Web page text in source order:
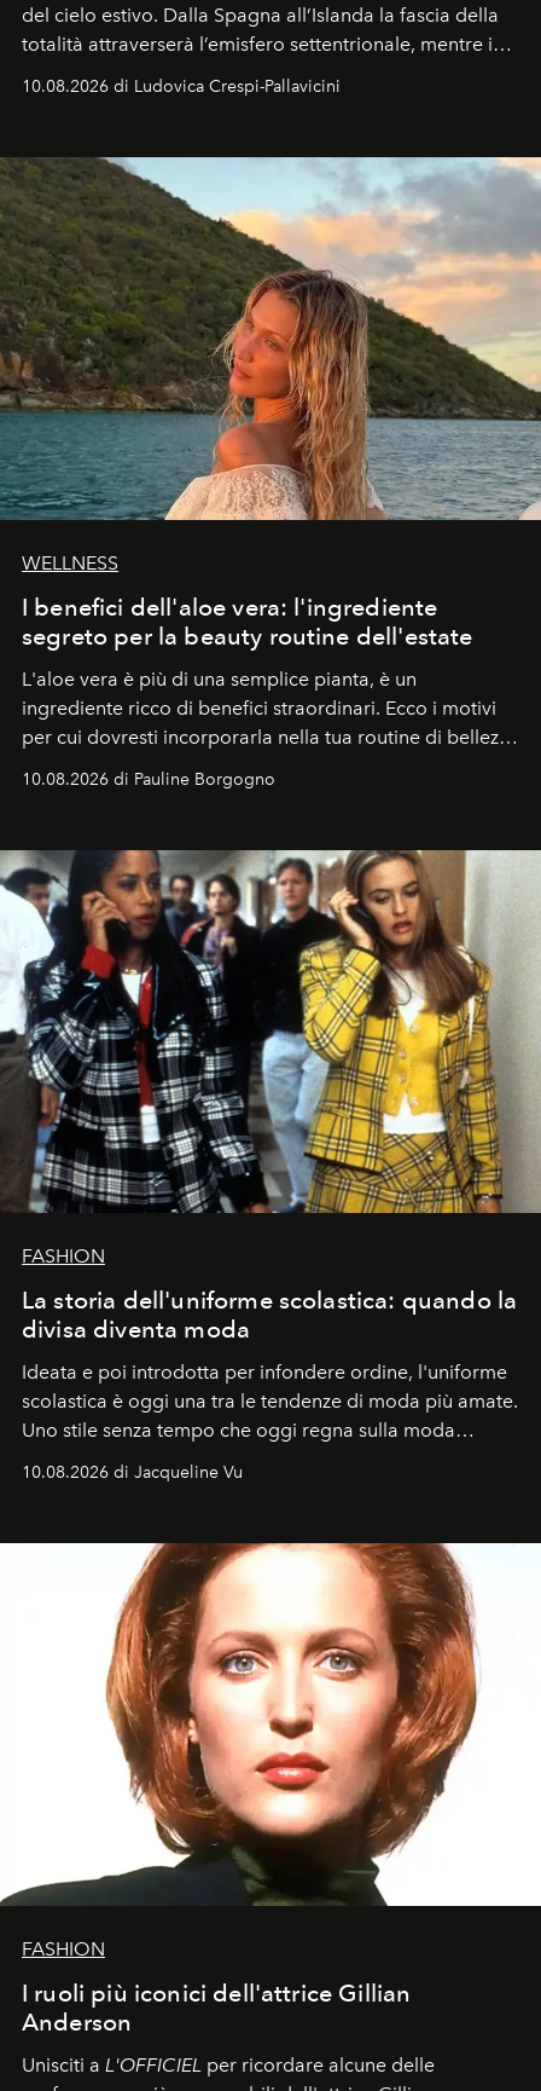
del cielo estivo. Dalla Spagna all’Islanda la fascia della
totalità attraverserà l’emisfero settentrionale, mentre in
Italia il fenomeno sarà parziale ma particolarmente
spettacolare al Nord. Orari, città favorite e regole per
10.08.2026 di Ludovica Crespi-Pallavicini
WELLNESS
I benefici dell'aloe vera: l'ingrediente
segreto per la beauty routine dell'estate
L'aloe vera è più di una semplice pianta, è un
ingrediente ricco di benefici straordinari. Ecco i motivi
per cui dovresti incorporarla nella tua routine di bellezza
e benessere.
10.08.2026 di Pauline Borgogno
FASHION
La storia dell'uniforme scolastica: quando la
divisa diventa moda
Ideata e poi introdotta per infondere ordine, l'uniforme
scolastica è oggi una tra le tendenze di moda più amate.
Uno stile senza tempo che oggi regna sulla moda
tradizionale e sulla cultura pop.
10.08.2026 di Jacqueline Vu
FASHION
I ruoli più iconici dell'attrice Gillian
Anderson
Unisciti a L'OFFICIEL per ricordare alcune delle